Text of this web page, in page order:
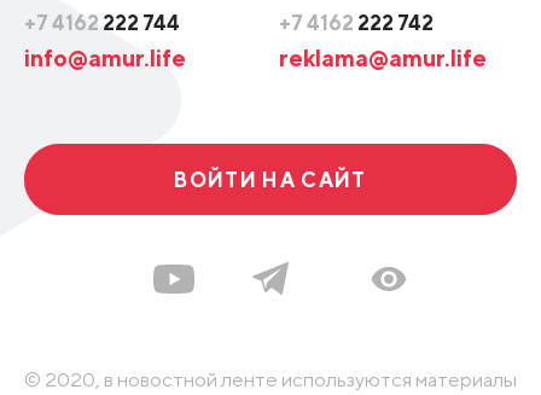
+7 4162 222 744
info@amur.life
+7 4162 222 742
reklama@amur.life
ВОЙТИ НА САЙТ
© 2020, в новостной ленте используются материалы